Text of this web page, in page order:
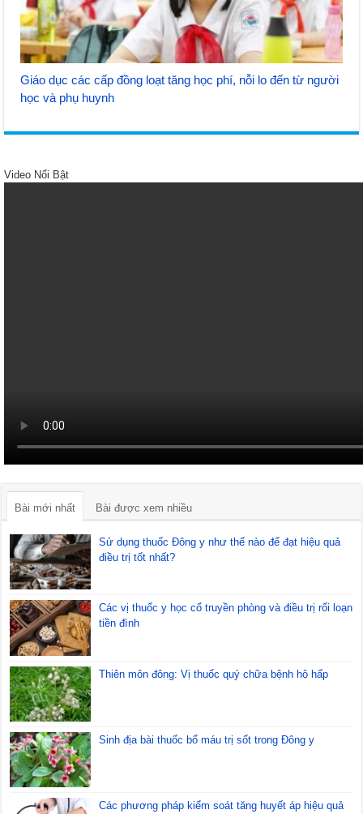
Giáo dục các cấp đồng loạt tăng học phí, nỗi lo đến từ người
học và phụ huynh
Video Nổi Bật
Bài mới nhất Bài được xem nhiều
Sử dụng thuốc Đông y như thế nào để đạt hiệu quả
điều trị tốt nhất?
Các vị thuốc y học cổ truyền phòng và điều trị rối loạn
tiền đình
Thiên môn đông: Vị thuốc quý chữa bệnh hô hấp
Sinh địa bài thuốc bổ máu trị sốt trong Đông y
Các phương pháp kiểm soát tăng huyết áp hiệu quả